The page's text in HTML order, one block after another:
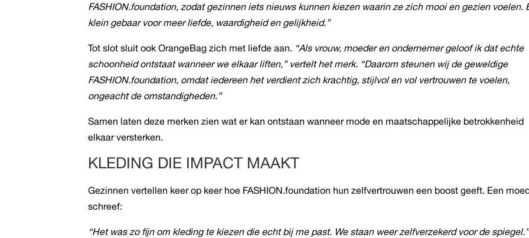
FASHION.foundation, zodat gezinnen iets nieuws kunnen kiezen waarin ze zich mooi en gezien voelen.
klein gebaar voor meer liefde, waardigheid en gelijkheid.”
Tot slot sluit ook OrangeBag zich met liefde aan. “Als vrouw, moeder en ondernemer geloof ik dat echte
schoonheid ontstaat wanneer we elkaar liften,” vertelt het merk. “Daarom steunen wij de geweldige
FASHION.foundation, omdat iedereen het verdient zich krachtig, stijlvol en vol vertrouwen te voelen,
ongeacht de omstandigheden.”
Samen laten deze merken zien wat er kan ontstaan wanneer mode en maatschappelijke betrokkenheid
elkaar versterken.
KLEDING DIE IMPACT MAAKT
Gezinnen vertellen keer op keer hoe FASHION.foundation hun zelfvertrouwen een boost geeft. Een
schreef:
“Het was zo fijn om kleding te kiezen die echt bij me past. We staan weer zelfverzekerd voor de spiegel.”